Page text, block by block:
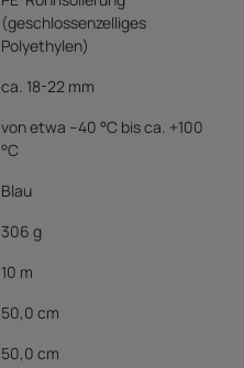
(geschlossenzelliges
Polyethylen)
ca. 18-22 mm
von etwa –40 °C bis ca. +100
°C
Blau
306 g
10 m
50,0 cm
50,0 cm